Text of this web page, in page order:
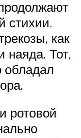
стихии.
как
наяда. Тот,
обладал
ротовой